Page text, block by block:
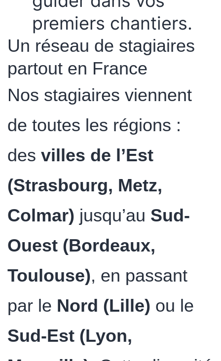
premiers chantiers.
Un réseau de stagiaires
partout en France
Nos stagiaires viennent
de toutes les régions :
des villes de l’Est
(Strasbourg, Metz,
Colmar) jusqu’au Sud-
Ouest (Bordeaux,
Toulouse), en passant
par le Nord (Lille) ou le
Sud-Est (Lyon,